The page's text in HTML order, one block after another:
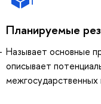
Планируемые
Называет основные
описывает
межгосударственных